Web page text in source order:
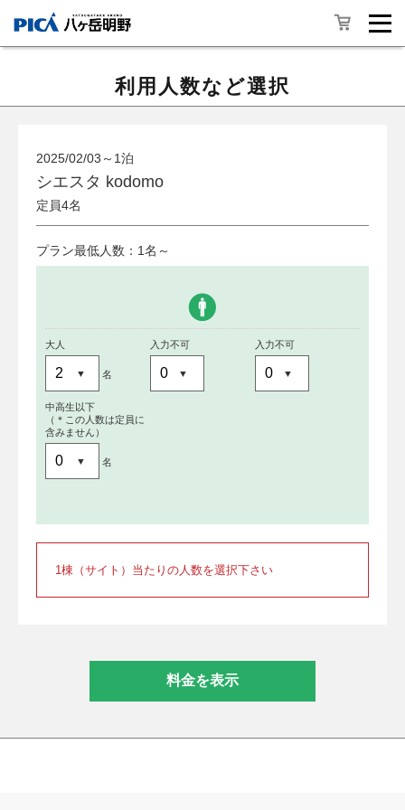
利用人数など選択
2025/02/03～1泊
シエスタ kodomo
定員4名
プラン最低人数：1名～
大人
名
入力不可 入力不可
中高生以下
（＊この人数は定員に
含みません）
名
1棟（サイト）当たりの人数を選択下さい
料金を表示